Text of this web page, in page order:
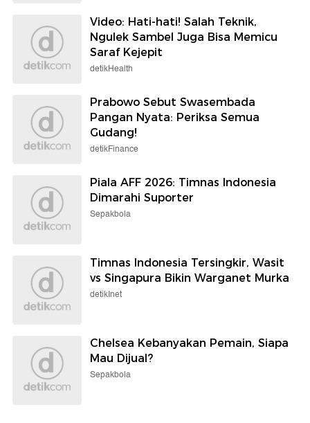
Video: Hati-hati! Salah Teknik,
Ngulek Sambel Juga Bisa Memicu
Saraf Kejepit
detikHealth
Prabowo Sebut Swasembada
Pangan Nyata: Periksa Semua
Gudang!
detikFinance
Piala AFF 2026: Timnas Indonesia
Dimarahi Suporter
Sepakbola
Timnas Indonesia Tersingkir, Wasit
vs Singapura Bikin Warganet Murka
detikInet
Chelsea Kebanyakan Pemain, Siapa
Mau Dijual?
Sepakbola